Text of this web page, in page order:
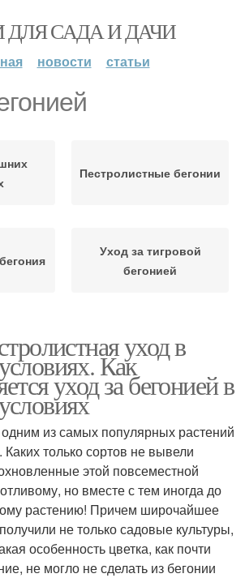
ДЛЯ САДА И ДАЧИ
новости статьи
Пестролистные бегонии
Уход за тигровой
бегонией
уход в
Как
уход за бегонией в
из самых популярных растений
только сортов не вывели
этой повсеместной
но вместе с тем иногда до
растению! Причем широчайшее
не только садовые культуры,
особенность цветка, как почти
не могло не сделать из бегонии